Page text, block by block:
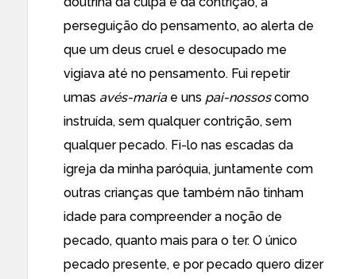
perseguição do pensamento, ao alerta de
que um deus cruel e desocupado me
vigiava até no pensamento. Fui repetir
umas avés-maria e uns pai-nossoscomo
instruída, sem qualquer contrição, sem
qualquer pecado. Fi-lo nas escadas da
igreja da minha paróquia, juntamente com
outras crianças que também não tinham
idade para compreender a noção de
pecado, quanto mais para o ter. O único
pecado presente, e por pecado quero dizer